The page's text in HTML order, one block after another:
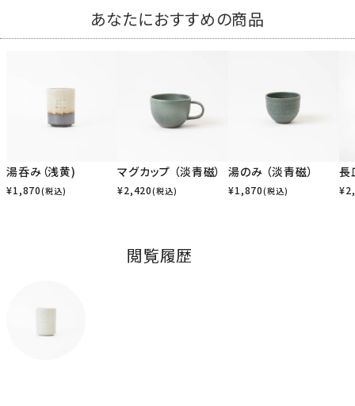
あなたにおすすめの商品
湯呑み（浅黄)
¥1,870(税込)
マグカップ （淡青磁）
¥2,420(税込)
湯のみ （淡青磁）
¥1,870(税込)
長
¥
閲覧履歴